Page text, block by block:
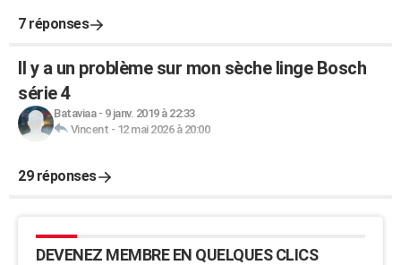
7 réponses
Il y a un problème sur mon sèche linge Bosch
série 4
Bataviaa- 9 janv. 2019 à 22:33
Vincent - 12 mai 2026 à 20:00
29 réponses
DEVENEZ MEMBRE EN QUELQUES CLICS